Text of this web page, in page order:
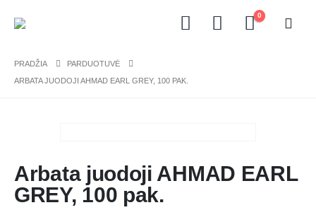
0
PRADŽIA
PARDUOTUVĖ
ARBATA JUODOJI AHMAD EARL GREY, 100 PAK.
Arbata juodoji AHMAD EARL
GREY, 100 pak.